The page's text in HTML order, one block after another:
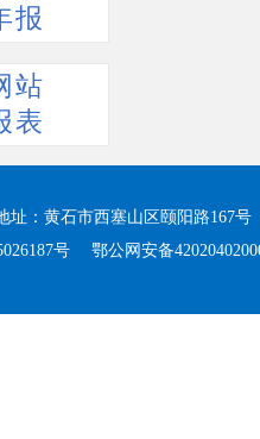
报
站
表
：黄石市西塞山区颐阳路167号
号 鄂公网安备